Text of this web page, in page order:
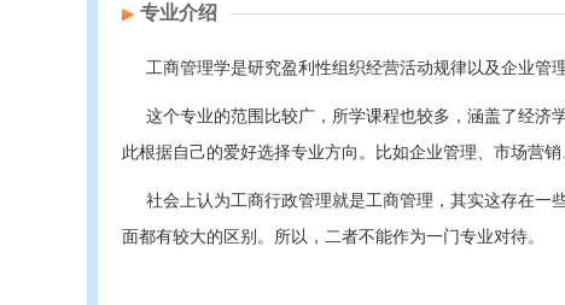
专业介绍
工商管理学是研究盈利性组织经营活动规律以及企业管
这个专业的范围比较广，所学课程也较多，涵盖了经济
此根据自己的爱好选择专业方向。比如企业管理、市场营
社会上认为工商行政管理就是工商管理，其实这存在一
面都有较大的区别。所以，二者不能作为一门专业对待。